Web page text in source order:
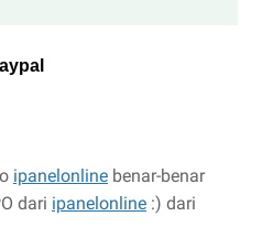
ipanelonline benar-benar
dari ipanelonline :) dari